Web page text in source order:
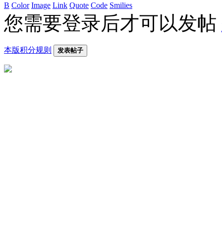
B Color Image Link Quote Code Smilies
您需要登录后才可以发帖
本版积分规则 发表帖子